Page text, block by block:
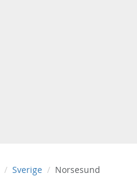
Sverige Norsesund